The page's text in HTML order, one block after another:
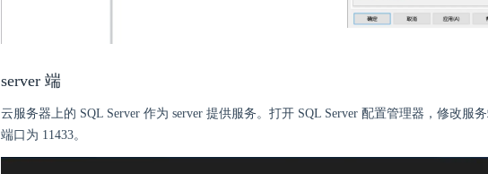
server 端
云服务器上的 SQL Server 作为 server 提供服务。打开 SQL Server 配置管理器，修改服
端口为 11433。